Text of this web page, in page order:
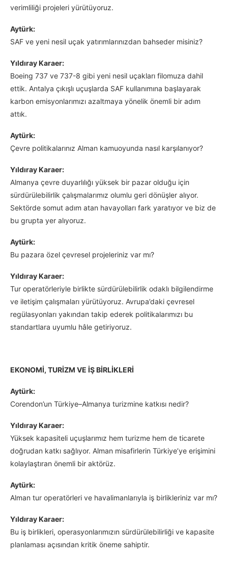
verimliliği projeleri yürütüyoruz.
Aytürk:
SAF ve yeni nesil uçak yatırımlarınızdan bahseder misiniz?
Yıldıray Karaer:
Boeing 737 ve 737-8 gibi yeni nesil uçakları filomuza dahil
ettik. Antalya çıkışlı uçuşlarda SAF kullanımına başlayarak
karbon emisyonlarımızı azaltmaya yönelik önemli bir adım
attık.
Aytürk:
Çevre politikalarınız Alman kamuoyunda nasıl karşılanıyor?
Yıldıray Karaer:
Almanya çevre duyarlılığı yüksek bir pazar olduğu için
sürdürülebilirlik çalışmalarımız olumlu geri dönüşler alıyor.
Sektörde somut adım atan havayolları fark yaratıyor ve biz de
bu grupta yer alıyoruz.
Aytürk:
Bu pazara özel çevresel projeleriniz var mı?
Yıldıray Karaer:
Tur operatörleriyle birlikte sürdürülebilirlik odaklı bilgilendirme
ve iletişim çalışmaları yürütüyoruz. Avrupa’daki çevresel
regülasyonları yakından takip ederek politikalarımızı bu
standartlara uyumlu hâle getiriyoruz.
EKONOMİ, TURİZM VE İŞ BİRLİKLERİ
Aytürk:
Corendon’un Türkiye–Almanya turizmine katkısı nedir?
Yıldıray Karaer:
Yüksek kapasiteli uçuşlarımız hem turizme hem de ticarete
doğrudan katkı sağlıyor. Alman misafirlerin Türkiye’ye erişimini
kolaylaştıran önemli bir aktörüz.
Aytürk:
Alman tur operatörleri ve havalimanlarıyla iş birlikleriniz var mı?
Yıldıray Karaer:
Bu iş birlikleri, operasyonlarımızın sürdürülebilirliği ve kapasite
planlaması açısından kritik öneme sahiptir.